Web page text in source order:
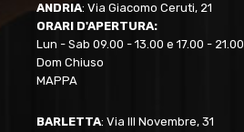
ANDRIA: Via Giacomo Ceruti, 21
ORARI D'APERTURA:
Lun - Sab 09.00 - 13.00 e 17.00 - 21.00
Dom Chiuso
MAPPA
BARLETTA: Via III Novembre, 31